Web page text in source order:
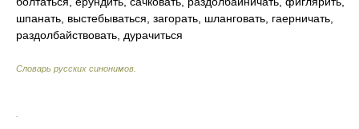
шпанать, выстебываться, загорать, шланговать, гаерничать,
раздолбайствовать, дурачиться
Словарь русских синонимов